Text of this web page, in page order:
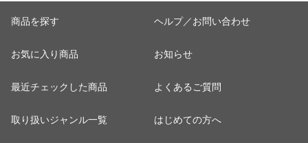
商品を探す
お気に入り商品
最近チェックした商品
取り扱いジャンル一覧
ヘルプ／お問い合わせ
お知らせ
よくあるご質問
はじめての方へ